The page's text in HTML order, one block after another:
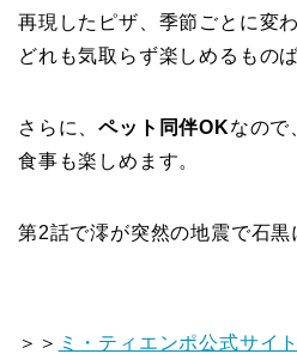
再現したピザ、季節ごとに変
どれも気取らず楽しめるものば
さらに、ペット同伴OKなので
食事も楽しめます。
第2話で澪が突然の地震で石黒
＞＞ ミ・ティエンポ公式サイト